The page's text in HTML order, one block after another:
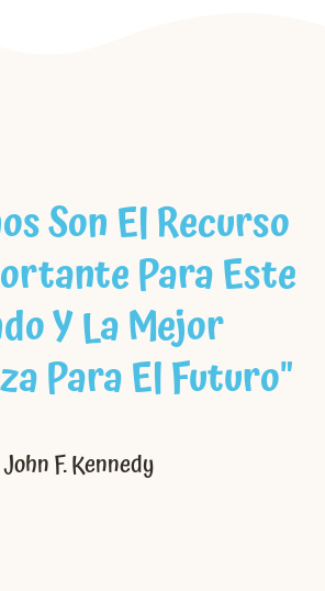
Son El Recurso
Para Este
Y La Mejor
Para El Futuro"
John F. Kennedy